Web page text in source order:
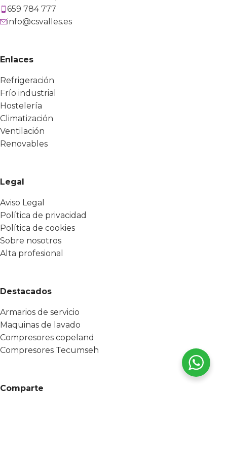
659 784 777
info@csvalles.es
Enlaces
Refrigeración
Frío industrial
Hostelería
Climatización
Ventilación
Renovables
Legal
Aviso Legal
Política de privacidad
Política de cookies
Sobre nosotros
Alta profesional
Destacados
Armarios de servicio
Maquinas de lavado
Compresores copeland
Compresores Tecumseh
Comparte